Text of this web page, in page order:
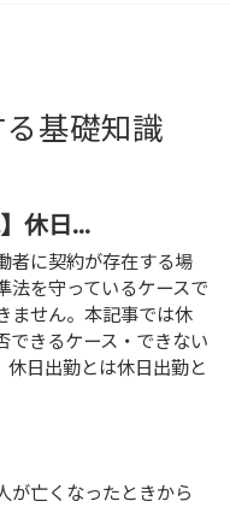
基礎知識
休日...
者に契約が存在する場
法を守っているケースで
ません。本記事では休
できるケース・できない
休日出勤とは休日出勤と
亡くなったときから